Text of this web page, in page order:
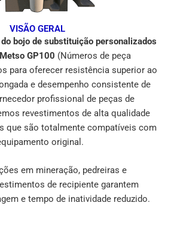
VISÃO GERAL
bojo de substituição personalizados
GP100 (Números de peça
para oferecer resistência superior ao
e desempenho consistente de
profissional de peças de
revestimentos de alta qualidade
que são totalmente compatíveis com
original.
em mineração, pedreiras e
de recipiente garantem
e tempo de inatividade reduzido.